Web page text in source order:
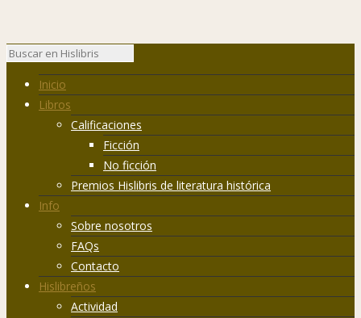
Inicio
Libros
Calificaciones
Ficción
No ficción
Premios Hislibris de literatura histórica
Info
Sobre nosotros
FAQs
Contacto
Hislibreños
Actividad